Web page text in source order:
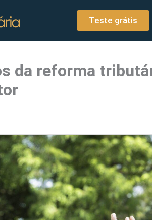
Teste grátis
da reforma